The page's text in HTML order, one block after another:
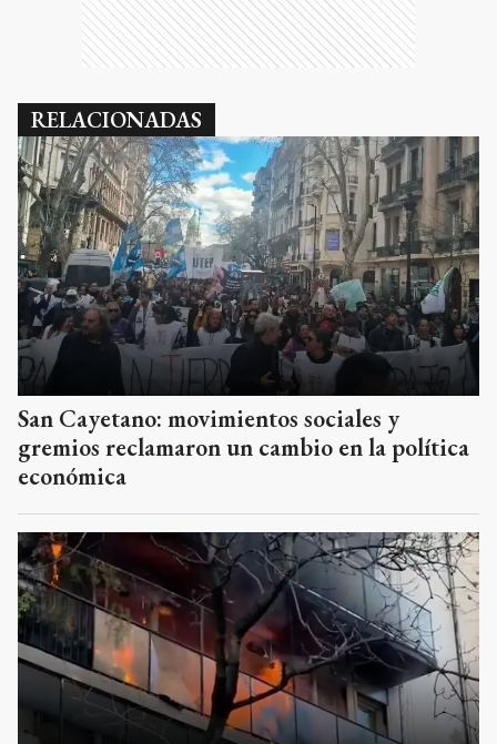
RELACIONADAS
San Cayetano: movimientos sociales y
gremios reclamaron un cambio en la política
económica